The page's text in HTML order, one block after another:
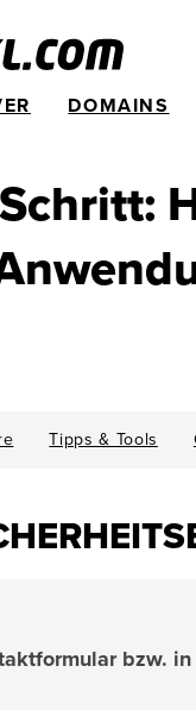
DOMAINS
Tipps & Tools
bzw.